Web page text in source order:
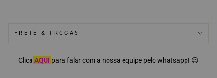
FRETE & TROCAS
Clica AQUI para falar com a nossa equipe pelo whatsapp! 😉